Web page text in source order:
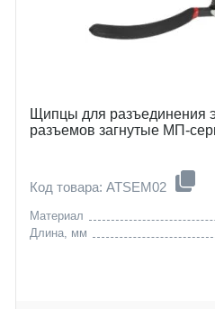
Щипцы для разъединения
разъемов загнутые МП-
Код товара: ATSEM02
Материал
Длина, мм